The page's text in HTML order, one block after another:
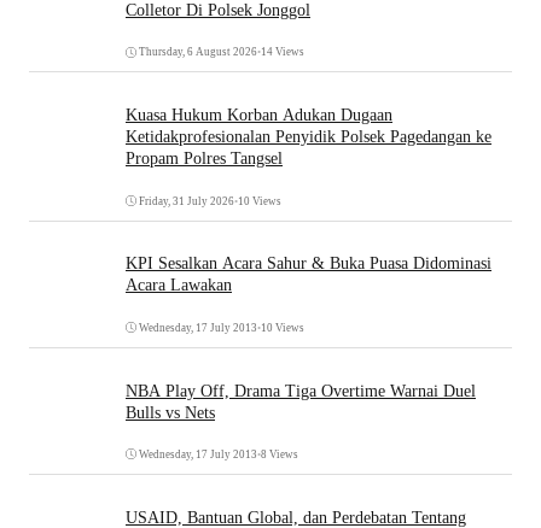
Colletor Di Polsek Jonggol
Thursday, 6 August 2026•14 Views
Kuasa Hukum Korban Adukan Dugaan
Ketidakprofesionalan Penyidik Polsek Pagedangan ke
Propam Polres Tangsel
Friday, 31 July 2026•10 Views
KPI Sesalkan Acara Sahur & Buka Puasa Didominasi
Acara Lawakan
Wednesday, 17 July 2013 •10 Views
NBA Play Off, Drama Tiga Overtime Warnai Duel
Bulls vs Nets
Wednesday, 17 July 2013 •8 Views
USAID, Bantuan Global, dan Perdebatan Tentang